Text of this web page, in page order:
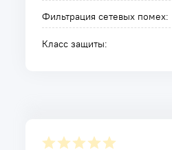
Фильтрация сетевых помех:
Класс защиты: